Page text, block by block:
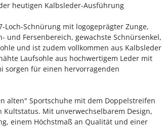
heutigen Kalbsleder-Ausführung
Loch-Schnürung mit logogeprägter Zunge,
und Fersenbereich, gewachste Schnürsenkel,
und ist zudem vollkommen aus Kalbsleder
Laufsohle aus hochwertigem Leder mit
sorgen für einen hervorragenden
alten" Sportschuhe mit dem Doppelstreifen
Mit unverwechselbarem Design,
einem Höchstmaß an Qualität und einer